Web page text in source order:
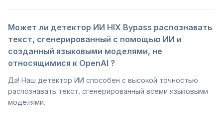
Может ли детектор ИИ HIX Bypass распознавать
текст, сгенерированный с помощью ИИ и
созданный языковыми моделями, не
относящимися к OpenAI ?
Да! Наш детектор ИИ способен с высокой точностью
распознавать текст, сгенерированный всеми языковыми
моделями.